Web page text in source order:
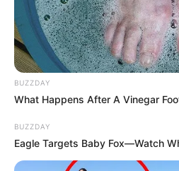
BUZZDAY
What Happens After A Vinegar
BUZZDAY
Eagle Targets Baby Fox—Watch